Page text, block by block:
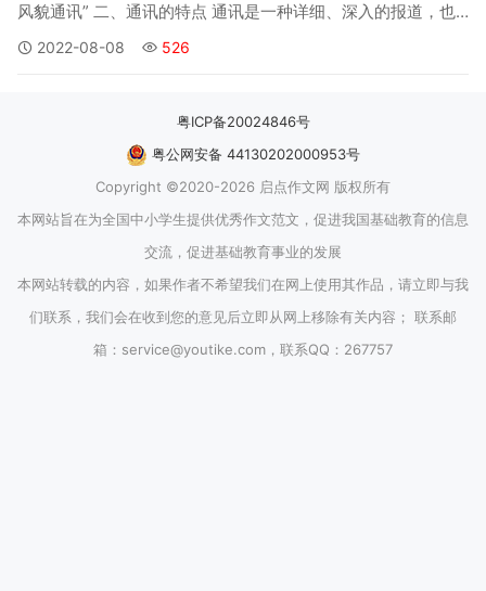
风貌通讯” 二、通讯的特点 通讯是一种详细、深入的报道，也
是一种具有多种表现方法的新闻媒体，通讯报道生动形象、具
2022-08-08 526
粤ICP备20024846号
粤公网安备 44130202000953号
Copyright ©2020-2026 启点作文网 版权所有
本网站旨在为全国中小学生提供优秀作文范文，促进我国基础教育的信息
交流，促进基础教育事业的发展
本网站转载的内容，如果作者不希望我们在网上使用其作品，请立即与我
们联系，我们会在收到您的意见后立即从网上移除有关内容； 联系邮
箱：service@youtike.com，联系QQ：267757